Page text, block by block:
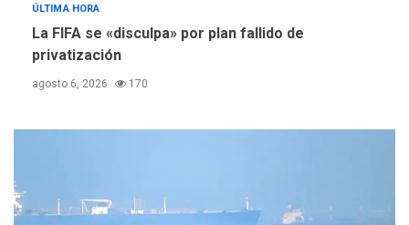
ÚLTIMA HORA
La FIFA se «disculpa» por plan fallido de
privatización
agosto 6, 2026 170